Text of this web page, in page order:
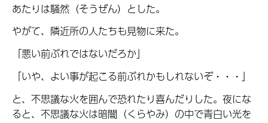
あたりは騒然（そうぜん）とした。
やがて、隣近所の人たちも見物に来た。
「悪い前ぶれではないだろか」
「いや、よい事が起こる前ぶれかもしれないぞ・・・」
と、不思議な火を囲んで恐れたり喜んだりした。夜にな
ると、不思議な火は暗闇（くらやみ）の中で青白い光を